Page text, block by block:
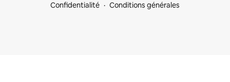
Confidentialité
Conditions générales